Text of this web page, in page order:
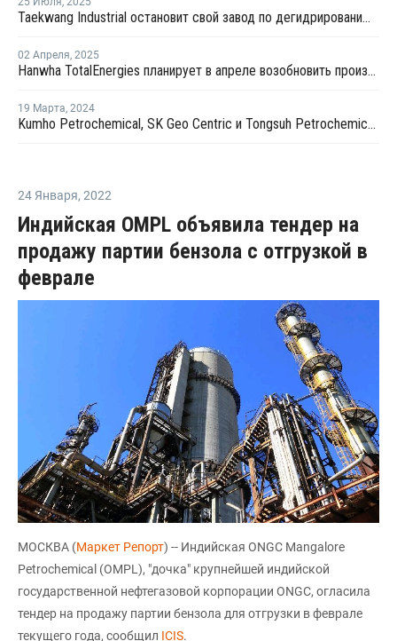
Taekwang Industrial остановит свой завод по дегидрированию пропана в Южной Корее
02 Апреля, 2025
Hanwha TotalEnergies планирует в апреле возобновить производство на крекинг-установке в Даэсане
19 Марта, 2024
Kumho Petrochemical, SK Geo Centric и Tongsuh Petrochemical создадут цепочку поставок биомономеров
24 Января, 2022
Индийская OMPL объявила тендер на
продажу партии бензола с отгрузкой в
феврале
МОСКВА (Маркет Репорт) -- Индийская ONGC Mangalore
Petrochemical (OMPL), "дочка" крупнейшей индийской
государственной нефтегазовой корпорации ONGC, огласила
тендер на продажу партии бензола для отгрузки в феврале
текущего года, сообщил ICIS.